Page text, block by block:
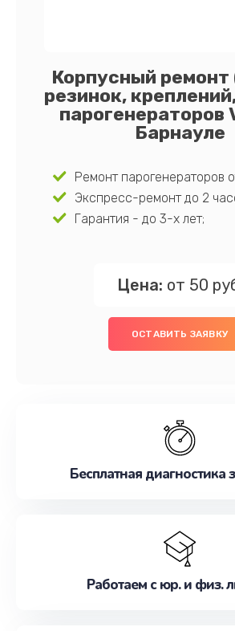
Корпусный ремонт
резинок,
парогенераторов
Барнауле
Ремонт парогенераторов
Экспресс-ремонт до 2
Гарантия - до 3-х лет;
Цена: от 50
ОСТАВИТЬ ЗАЯВКУ
Бесплатная диагностика
Работаем с юр. и физ.